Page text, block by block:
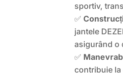
sportiv,
✅
jantele
asigurând o
✅
contribuie la